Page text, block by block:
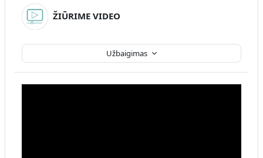
Užbaigimas
ŽIŪRIME VIDEO